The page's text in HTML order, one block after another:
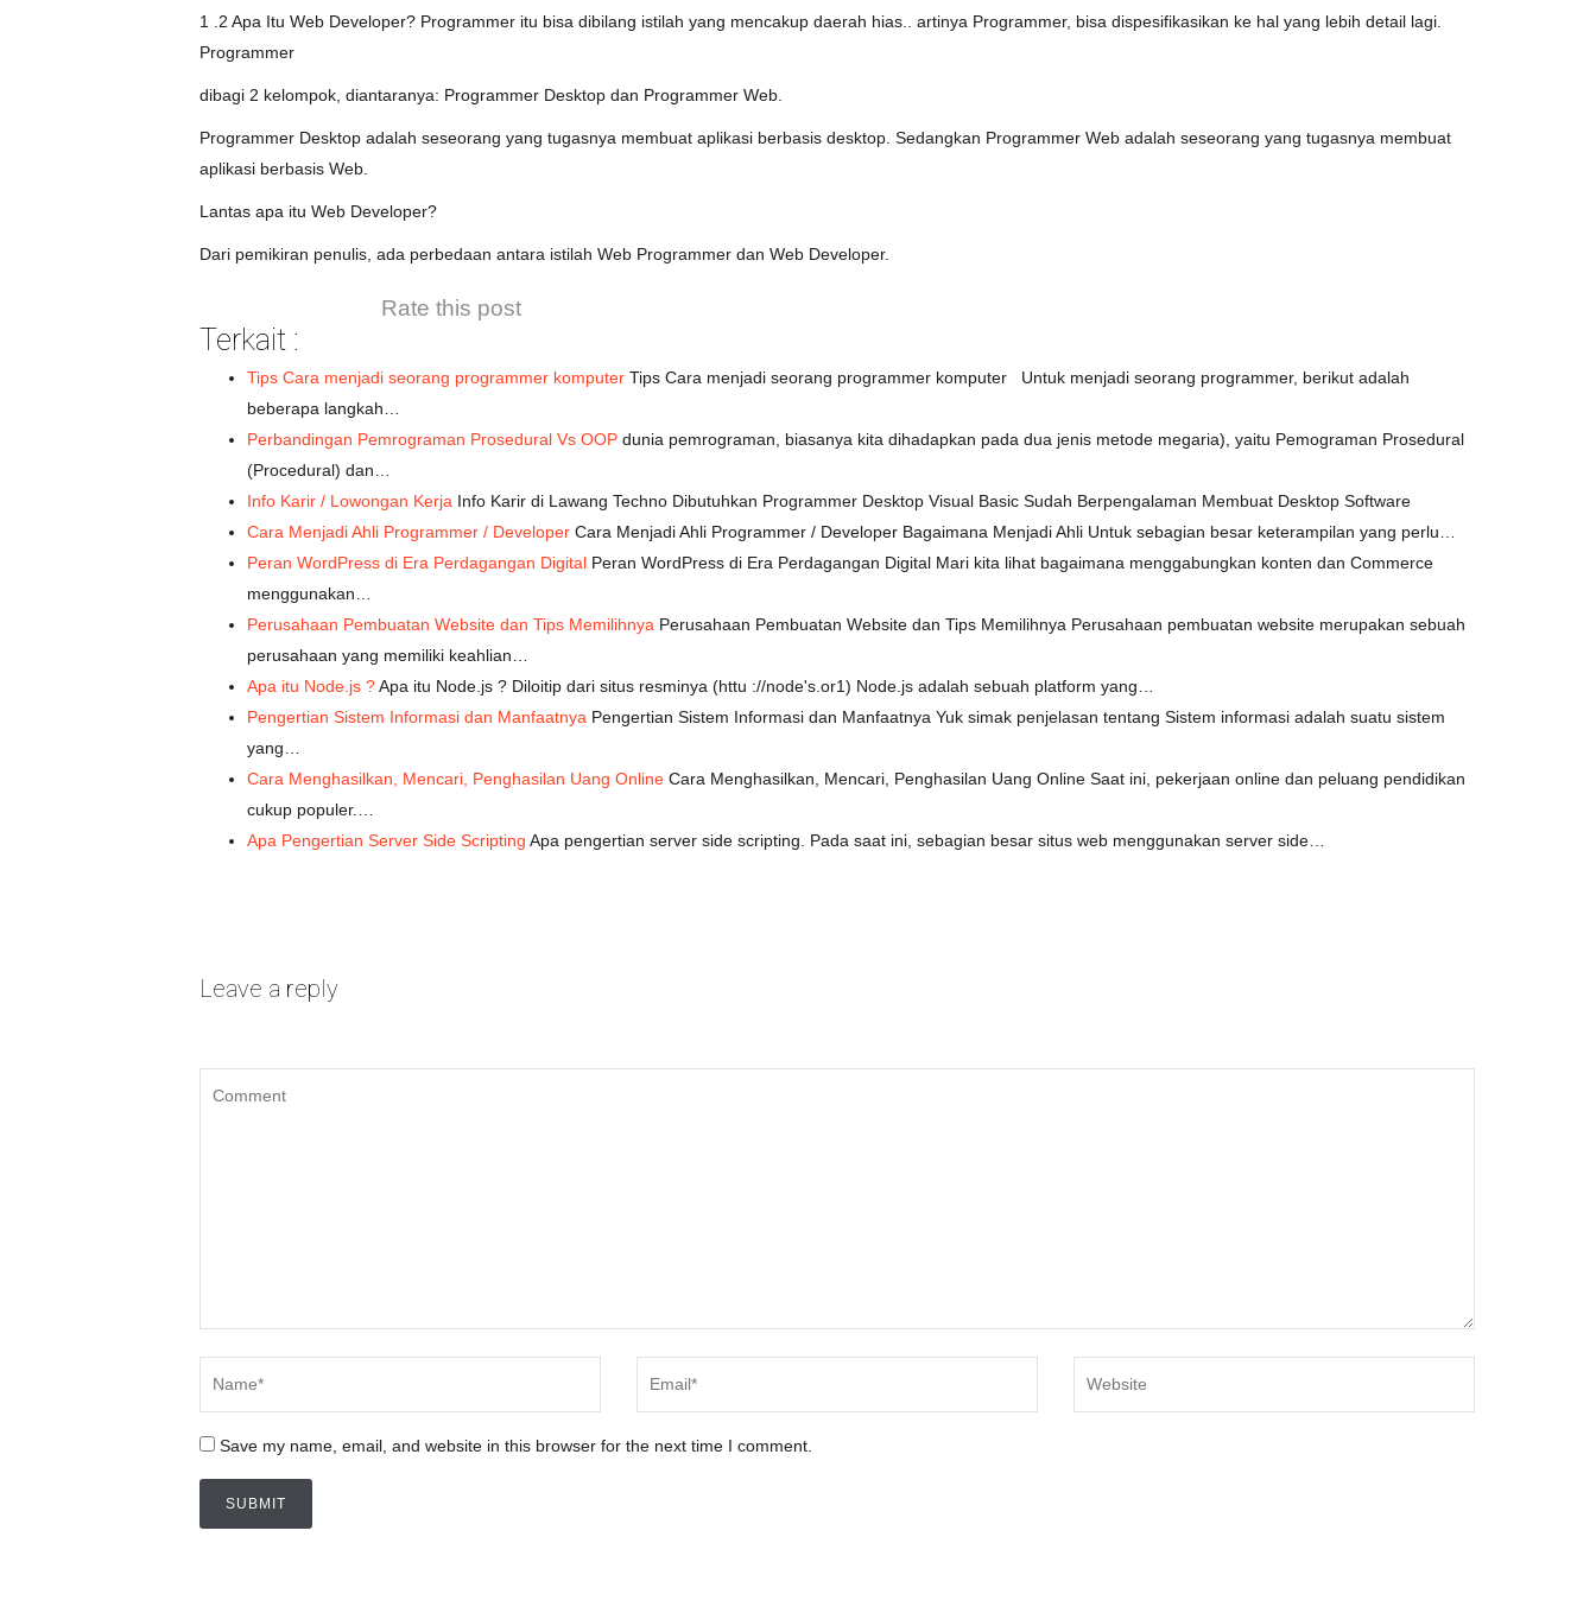
1 .2 Apa Itu Web Developer? Programmer itu bisa dibilang istilah yang mencakup daerah hias.. artinya Programmer, bisa dispesifikasikan ke hal yang lebih detail lagi.
Programmer
dibagi 2 kelompok, diantaranya: Programmer Desktop dan Programmer Web.
Programmer Desktop adalah seseorang yang tugasnya membuat aplikasi berbasis desktop. Sedangkan Programmer Web adalah seseorang yang tugasnya membuat
aplikasi berbasis Web.
Lantas apa itu Web Developer?
Dari pemikiran penulis, ada perbedaan antara istilah Web Programmer dan Web Developer.
Rate this post
Terkait :
Tips Cara menjadi seorang programmer komputer Tips Cara menjadi seorang programmer komputer Untuk menjadi seorang programmer, berikut adalah
beberapa langkah…
Perbandingan Pemrograman Prosedural Vs OOP dunia pemrograman, biasanya kita dihadapkan pada dua jenis metode megaria), yaitu Pemograman Prosedural
(Procedural) dan…
Info Karir / Lowongan Kerja Info Karir di Lawang Techno Dibutuhkan Programmer Desktop Visual Basic Sudah Berpengalaman Membuat Desktop Software
Cara Menjadi Ahli Programmer / Developer Cara Menjadi Ahli Programmer / Developer Bagaimana Menjadi Ahli Untuk sebagian besar keterampilan yang perlu…
Peran WordPress di Era Perdagangan Digital Peran WordPress di Era Perdagangan Digital Mari kita lihat bagaimana menggabungkan konten dan Commerce
menggunakan…
Perusahaan Pembuatan Website dan Tips Memilihnya Perusahaan Pembuatan Website dan Tips Memilihnya Perusahaan pembuatan website merupakan sebuah
perusahaan yang memiliki keahlian…
Apa itu Node.js ?Apa itu Node.js ? Diloitip dari situs resminya (httu ://node's.or1) Node.js adalah sebuah platform yang…
Pengertian Sistem Informasi dan Manfaatnya Pengertian Sistem Informasi dan Manfaatnya Yuk simak penjelasan tentang Sistem informasi adalah suatu sistem
yang…
Cara Menghasilkan, Mencari, Penghasilan Uang Online Cara Menghasilkan, Mencari, Penghasilan Uang Online Saat ini, pekerjaan online dan peluang pendidikan
cukup populer.…
Apa Pengertian Server Side Scripting Apa pengertian server side scripting. Pada saat ini, sebagian besar situs web menggunakan server side…
Leave a reply
Save my name, email, and website in this browser for the next time I comment.